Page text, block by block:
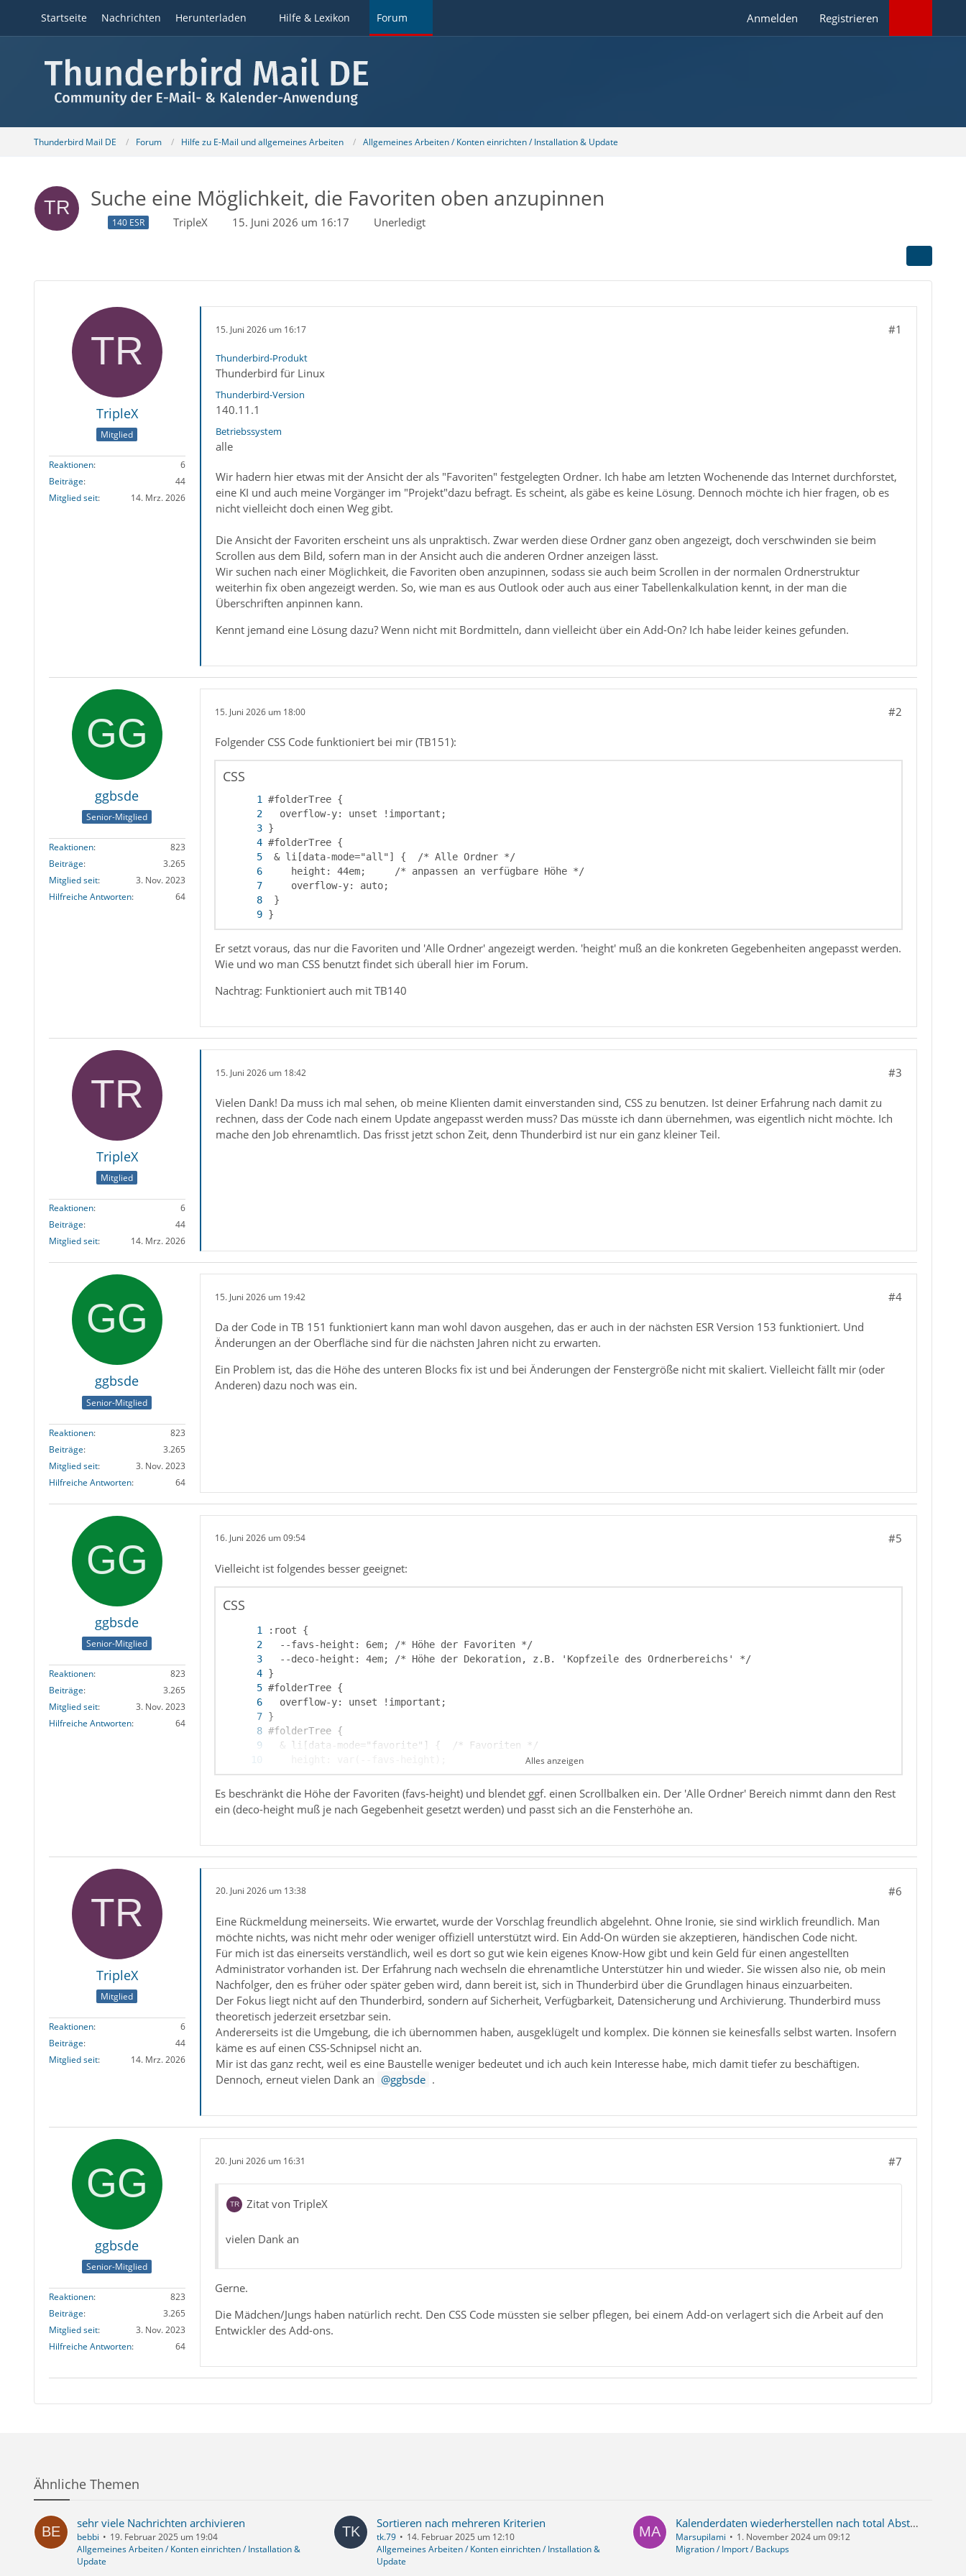
Startseite Nachrichten Herunterladen Hilfe & Lexikon Forum Anmelden Registrieren
Thunderbird Mail DE Forum Hilfe zu E-Mail und allgemeines Arbeiten Allgemeines Arbeiten / Konten einrichten / Installation & Update
Suche eine Möglichkeit, die Favoriten oben anzupinnen
140 ESR TripleX 15. Juni 2026 um 16:17 Unerledigt
TripleX
Mitglied
Reaktionen
6
Beiträge
44
Mitglied seit
14. Mrz. 2026
15. Juni 2026 um 16:17 #1
Thunderbird-Produkt
Thunderbird für Linux
Thunderbird-Version
140.11.1
Betriebssystem
alle
Wir hadern hier etwas mit der Ansicht der als "Favoriten" festgelegten Ordner. Ich habe am letzten Wochenende das Internet durchforstet,
eine KI und auch meine Vorgänger im "Projekt"dazu befragt. Es scheint, als gäbe es keine Lösung. Dennoch möchte ich hier fragen, ob es
nicht vielleicht doch einen Weg gibt.
Die Ansicht der Favoriten erscheint uns als unpraktisch. Zwar werden diese Ordner ganz oben angezeigt, doch verschwinden sie beim
Scrollen aus dem Bild, sofern man in der Ansicht auch die anderen Ordner anzeigen lässt.
Wir suchen nach einer Möglichkeit, die Favoriten oben anzupinnen, sodass sie auch beim Scrollen in der normalen Ordnerstruktur
weiterhin fix oben angezeigt werden. So, wie man es aus Outlook oder auch aus einer Tabellenkalkulation kennt, in der man die
Überschriften anpinnen kann.
Kennt jemand eine Lösung dazu? Wenn nicht mit Bordmitteln, dann vielleicht über ein Add-On? Ich habe leider keines gefunden.
ggbsde
Senior-Mitglied
Reaktionen
823
Beiträge
3.265
Mitglied seit
3. Nov. 2023
Hilfreiche Antworten
64
15. Juni 2026 um 18:00 #2
Folgender CSS Code funktioniert bei mir (TB151):
CSS
& li[data-mode="all"] {  /* Alle Ordner */
    height: 44em;     /* anpassen an verfügbare Höhe */
}
Er setzt voraus, das nur die Favoriten und 'Alle Ordner' angezeigt werden. 'height' muß an die konkreten Gegebenheiten angepasst werden.
Wie und wo man CSS benutzt findet sich überall hier im Forum.
Nachtrag: Funktioniert auch mit TB140
TripleX
Mitglied
Reaktionen
6
Beiträge
44
Mitglied seit
14. Mrz. 2026
15. Juni 2026 um 18:42 #3
Vielen Dank! Da muss ich mal sehen, ob meine Klienten damit einverstanden sind, CSS zu benutzen. Ist deiner Erfahrung nach damit zu
rechnen, dass der Code nach einem Update angepasst werden muss? Das müsste ich dann übernehmen, was eigentlich nicht möchte. Ich
mache den Job ehrenamtlich. Das frisst jetzt schon Zeit, denn Thunderbird ist nur ein ganz kleiner Teil.
ggbsde
Senior-Mitglied
Reaktionen
823
Beiträge
3.265
Mitglied seit
3. Nov. 2023
Hilfreiche Antworten
64
15. Juni 2026 um 19:42 #4
Da der Code in TB 151 funktioniert kann man wohl davon ausgehen, das er auch in der nächsten ESR Version 153 funktioniert. Und
Änderungen an der Oberfläche sind für die nächsten Jahren nicht zu erwarten.
Ein Problem ist, das die Höhe des unteren Blocks fix ist und bei Änderungen der Fenstergröße nicht mit skaliert. Vielleicht fällt mir (oder
Anderen) dazu noch was ein.
ggbsde
Senior-Mitglied
Reaktionen
823
Beiträge
3.265
Mitglied seit
3. Nov. 2023
Hilfreiche Antworten
64
16. Juni 2026 um 09:54 #5
Vielleicht ist folgendes besser geeignet:
CSS
  --favs-height: 6em; /* Höhe der Favoriten */
  --deco-height: 4em; /* Höhe der Dekoration, z.B. 'Kopfzeile des Ordnerbereichs' */
    overflow-y: auto;
#folderTree {
    height: calc(100vh - var(--deco-height) - var(--favs-height));
    overflow-y: auto;
}
Alles anzeigen
Es beschränkt die Höhe der Favoriten (favs-height) und blendet ggf. einen Scrollbalken ein. Der 'Alle Ordner' Bereich nimmt dann den Rest
ein (deco-height muß je nach Gegebenheit gesetzt werden) und passt sich an die Fensterhöhe an.
TripleX
Mitglied
Reaktionen
6
Beiträge
44
Mitglied seit
14. Mrz. 2026
20. Juni 2026 um 13:38 #6
Eine Rückmeldung meinerseits. Wie erwartet, wurde der Vorschlag freundlich abgelehnt. Ohne Ironie, sie sind wirklich freundlich. Man
möchte nichts, was nicht mehr oder weniger offiziell unterstützt wird. Ein Add-On würden sie akzeptieren, händischen Code nicht.
Für mich ist das einerseits verständlich, weil es dort so gut wie kein eigenes Know-How gibt und kein Geld für einen angestellten
Administrator vorhanden ist. Der Erfahrung nach wechseln die ehrenamtliche Unterstützer hin und wieder. Sie wissen also nie, ob mein
Nachfolger, den es früher oder später geben wird, dann bereit ist, sich in Thunderbird über die Grundlagen hinaus einzuarbeiten.
Der Fokus liegt nicht auf den Thunderbird, sondern auf Sicherheit, Verfügbarkeit, Datensicherung und Archivierung. Thunderbird muss
theoretisch jederzeit ersetzbar sein.
Andererseits ist die Umgebung, die ich übernommen haben, ausgeklügelt und komplex. Die können sie keinesfalls selbst warten. Insofern
käme es auf einen CSS-Schnipsel nicht an.
Mir ist das ganz recht, weil es eine Baustelle weniger bedeutet und ich auch kein Interesse habe, mich damit tiefer zu beschäftigen.
Dennoch, erneut vielen Dank an
ggbsde .
ggbsde
Senior-Mitglied
Reaktionen
823
Beiträge
3.265
Mitglied seit
3. Nov. 2023
Hilfreiche Antworten
64
20. Juni 2026 um 16:31 #7
Zitat von TripleX
vielen Dank an
Gerne.
Die Mädchen/Jungs haben natürlich recht. Den CSS Code müssten sie selber pflegen, bei einem Add-on verlagert sich die Arbeit auf den
Entwickler des Add-ons.
Ähnliche Themen
sehr viele Nachrichten archivieren
bebbi
19. Februar 2025 um 19:04
Allgemeines Arbeiten / Konten einrichten / Installation &
Update
Sortieren nach mehreren Kriterien
tk.79
14. Februar 2025 um 12:10
Allgemeines Arbeiten / Konten einrichten / Installation &
Update
Kalenderdaten wiederherstellen nach total Absturz von Thunderbird
Marsupilami
1. November 2024 um 09:12
Migration / Import / Backups